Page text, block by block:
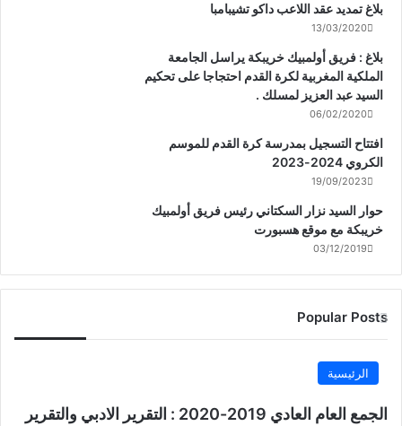
بلاغ تمديد عقد اللاعب داكو تشيبامبا
13/03/2020
بلاغ : فريق أولمبيك خريبكة يراسل الجامعة
الملكية المغربية لكرة القدم احتجاجا على تحكيم
السيد عبد العزيز لمسلك .
06/02/2020
افتتاح التسجيل بمدرسة كرة القدم للموسم
الكروي 2024-2023
19/09/2023
حوار السيد نزار السكتاني رئيس فريق أولمبيك
خريبكة مع موقع هسبورت
03/12/2019
Popular Posts
الرئيسية
الجمع العام العادي 2019-2020 : التقرير الادبي والتقرير